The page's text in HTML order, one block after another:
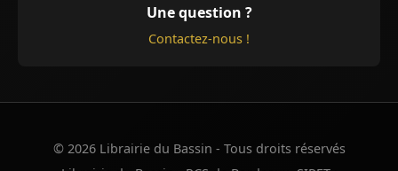
Une question ?
Contactez-nous !
© 2026 Librairie du Bassin - Tous droits réservés